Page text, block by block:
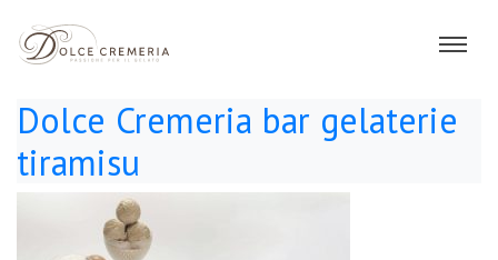
Dolce Cremeria bar gelaterie
tiramisu